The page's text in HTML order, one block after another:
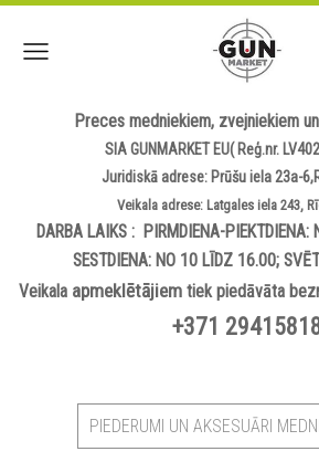
Preces medniekiem, zvejniekiem
SIA GUNMARKET EU( Reģ.nr.
Juridiskā adrese: Prūšu iela 23a-
Veikala adrese: Latgales iela 243,
DARBA LAIKS : PIRMDIENA-
SESTDIENA: NO 10 LĪDZ 16.00;
Veikala apmeklētājiemtiek piedāvāta
+371
PIEDERUMI UN AKSESUĀRI